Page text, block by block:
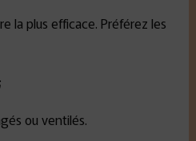
la plus efficace. Préférez les
ou ventilés.